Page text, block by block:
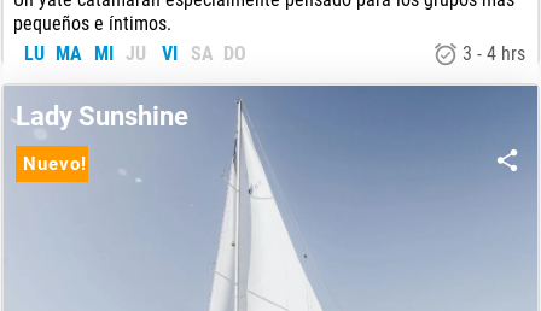
pequeños e íntimos.
LU MA MI JU VI SA DO 3 - 4 hrs
DE:
Nuevo!
Lady Sunshine